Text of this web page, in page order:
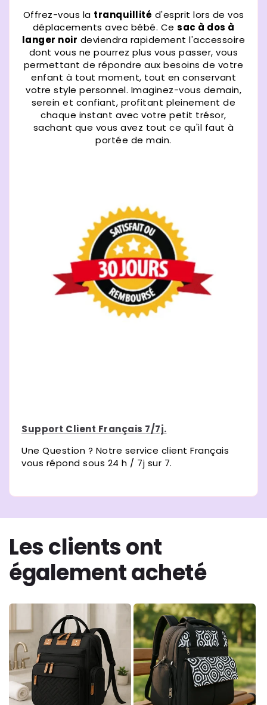
Offrez-vous la tranquillité d'esprit lors de vos
déplacements avec bébé. Ce sac à dos à
langer noir deviendra rapidement l'accessoire
dont vous ne pourrez plus vous passer, vous
permettant de répondre aux besoins de votre
enfant à tout moment, tout en conservant
votre style personnel. Imaginez-vous demain,
serein et confiant, profitant pleinement de
chaque instant avec votre petit trésor,
sachant que vous avez tout ce qu'il faut à
portée de main.
Support Client Français 7/7j.
Une Question ? Notre service client Français
vous répond sous 24 h / 7j sur 7.
Les clients ont
également acheté